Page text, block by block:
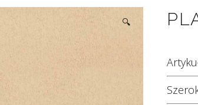
🔍